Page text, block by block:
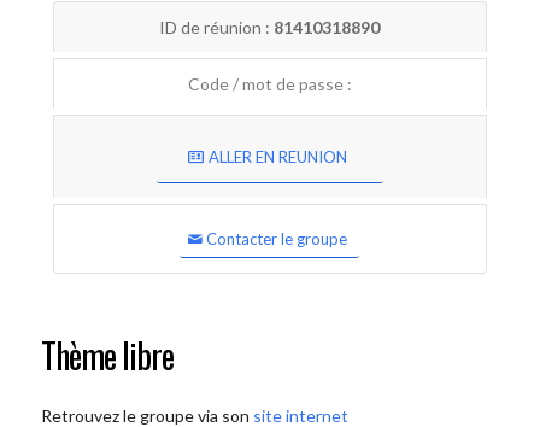
ID de réunion : 81410318890
Code / mot de passe :
ALLER EN REUNION
Contacter le groupe
Thème libre
Retrouvez le groupe via son site internet